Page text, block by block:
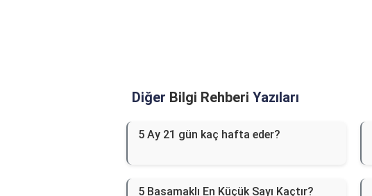
Diğer Bilgi Rehberi Yazıları
5 Ay 21 gün kaç hafta eder?
5 Basamaklı En Küçük Sayı Kaçtır?